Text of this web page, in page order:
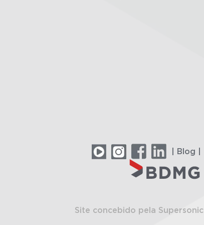
| Blog |
Site concebido pela Supersonic